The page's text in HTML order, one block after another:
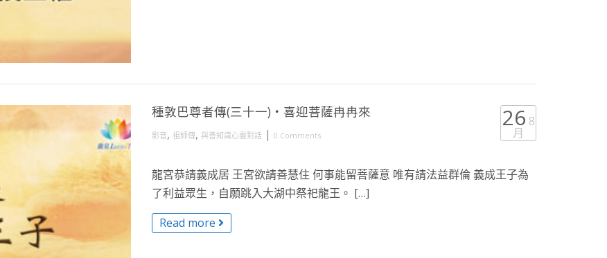
種敦巴尊者傳(三十一)・喜迎菩薩冉冉來
影音, 祖師傳, 與善知識心靈對話 | 0 Comments
26 8
月
龍宮恭請義成居 王宮欲請善慧住 何事能留菩薩意 唯有請法益群倫 義成王子為
了利益眾生，自願跳入大湖中祭祀龍王。 […]
Read more